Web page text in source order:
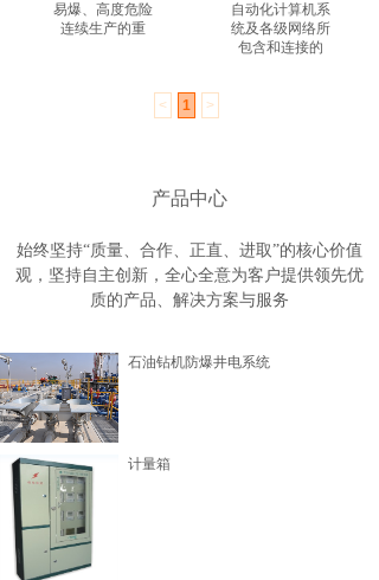
易爆、高度危险
连续生产的重
自动化计算机系
统及各级网络所
包含和连接的
< 1 >
产品中心
始终坚持“质量、合作、正直、进取”的核心价值
观，坚持自主创新，全心全意为客户提供领先优
质的产品、解决方案与服务
石油钻机防爆井电系统
计量箱